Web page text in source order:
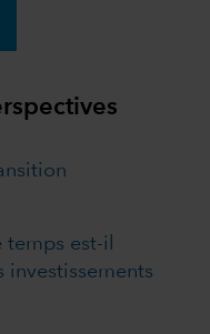
temps est-il
investissements